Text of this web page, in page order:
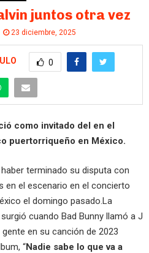
juntos otra vez
23 diciembre, 2025
0
como invitado del en el
puertorriqueño en México.
terminado su disputa con
en el escenario en el concierto
el domingo pasado.La
cuando Bad Bunny llamó a J
en su canción de 2023
“Nadie sabe lo que va a